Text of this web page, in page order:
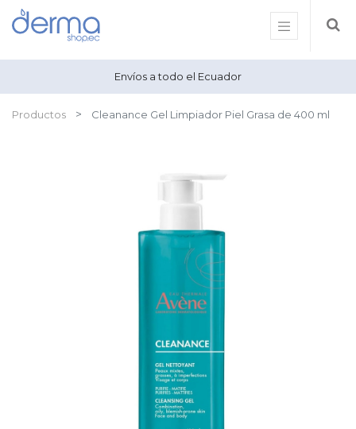
Envíos a todo el Ecuador
Productos Cleanance Gel Limpiador Piel Grasa de 400 ml